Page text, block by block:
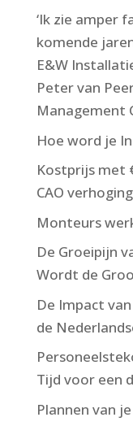
‘Ik zie amper
komende
E&W
Peter van
Management
Hoe word je
Kostprijs met
CAO
Monteurs
De Groeipijn
Wordt de
De Impact
de
Tijd voor een
Plannen van